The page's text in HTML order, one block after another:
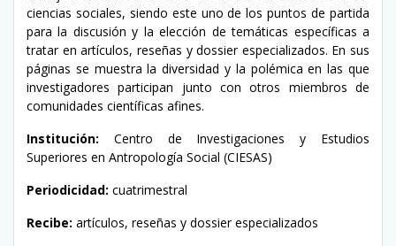
ciencias sociales, siendo este uno de los puntos de partida
para la discusión y la elección de temáticas específicas a
tratar en artículos, reseñas y dossier especializados. En sus
páginas se muestra la diversidad y la polémica en las que
investigadores participan junto con otros miembros de
comunidades científicas afines.
Institución: Centro de Investigaciones y Estudios
Superiores en Antropología Social (CIESAS)
Periodicidad: cuatrimestral
Recibe: artículos, reseñas y dossier especializados